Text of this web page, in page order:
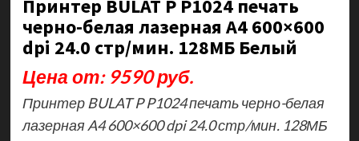
Принтер BULAT P P1024 печать
черно-белая лазерная A4 600×600
dpi 24.0 стр/мин. 128МБ Белый
Цена от: 9590 руб.
Принтер BULAT P P1024 печать черно-белая
лазерная A4 600×600 dpi 24.0 стр/мин. 128МБ